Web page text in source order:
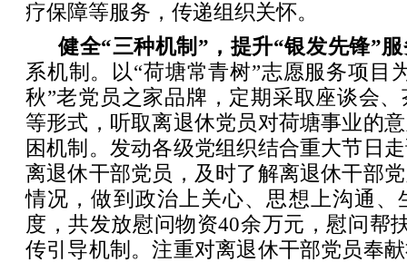
疗保障等服务，传递组织关怀。
健全“三种机制”，提升“银发先锋”
系机制。以“荷塘常青树”志愿服务项目
秋”老党员之家品牌，定期采取座谈会
等形式，听取离退休党员对荷塘事业的
困机制。发动各级党组织结合重大节日
离退休干部党员，及时了解离退休干部
情况，做到政治上关心、思想上沟通、
度，共发放慰问物资40余万元，慰问帮
传引导机制。注重对离退休干部党员奉